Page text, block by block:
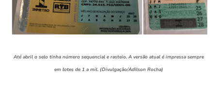
Até abril o selo tinha número sequencial e rasteio. A versão atual é impressa sempre
em lotes de 1 a mil. (Divulgação/Adilson Rocha)